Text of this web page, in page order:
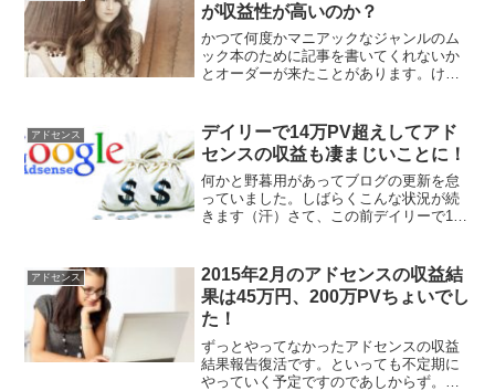
が収益性が高いのか？
かつて何度かマニアックなジャンルのム
ック本のために記事を書いてくれないか
とオーダーが来たことがあります。けれ
ました。個人的には紙媒体の大半はデジ
タルに変わってしまえばい...
アドセンス
デイリーで14万PV超えしてアド
センスの収益も凄まじいことに！
何かと野暮用があってブログの更新を怠
っていました。しばらくこんな状況が続
きます（汗）さて、この前デイリーで11
っていたのですが、今回はその数値を軽
く超えて14万PVアッ...
アドセンス
2015年2月のアドセンスの収益結
果は45万円、200万PVちょいでし
た！
ずっとやってなかったアドセンスの収益
結果報告復活です。といっても不定期に
やっていく予定ですのであしからず。